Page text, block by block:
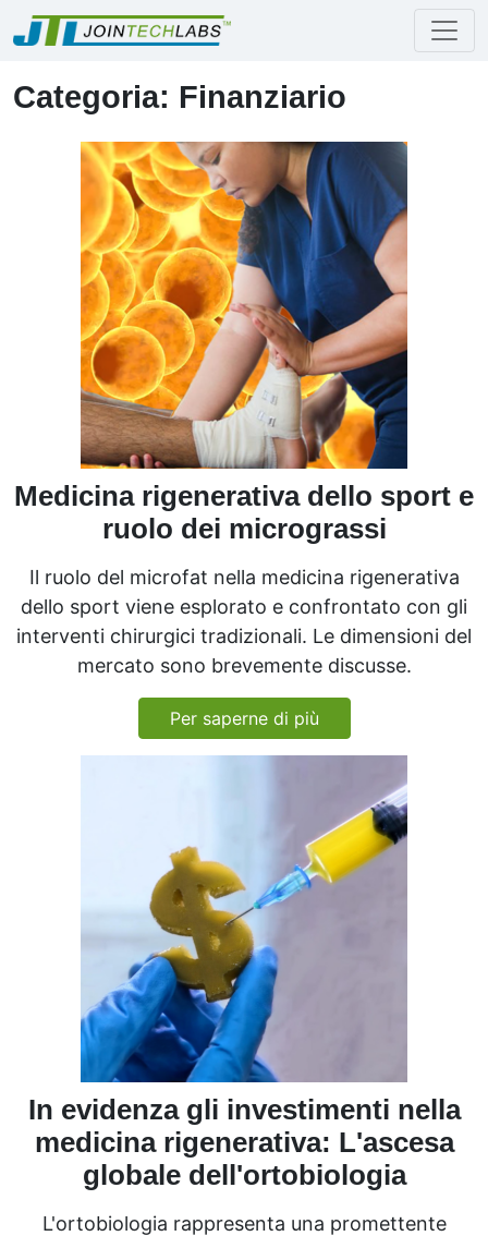
Categoria: Finanziario
Medicina rigenerativa dello sport e
ruolo dei micrograssi
Il ruolo del microfat nella medicina rigenerativa
dello sport viene esplorato e confrontato con gli
interventi chirurgici tradizionali. Le dimensioni del
mercato sono brevemente discusse.
Per saperne di più
In evidenza gli investimenti nella
medicina rigenerativa: L'ascesa
globale dell'ortobiologia
L'ortobiologia rappresenta una promettente